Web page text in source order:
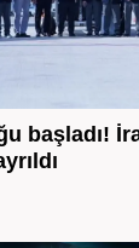
başladı!